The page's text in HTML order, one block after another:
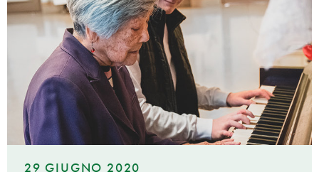
29 GIUGNO 2020